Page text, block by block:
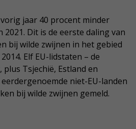
jaar 40 procent minder
2021. Dit is de eerste daling van
bij wilde zwijnen in het gebied
Elf EU-lidstaten – de
Tsjechië, Estland en
niet-EU-landen
bij wilde zwijnen gemeld.